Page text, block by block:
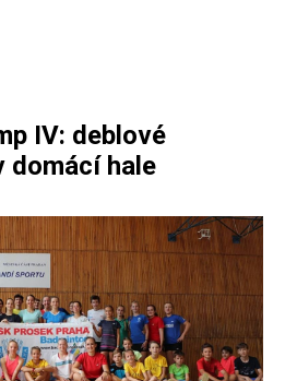
IV: deblové
domácí hale